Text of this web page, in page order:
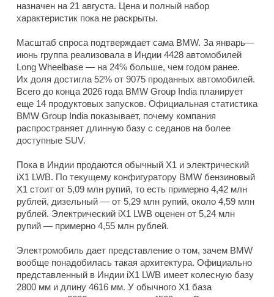
назначен на 21 августа. Цена и полный набор
характеристик пока не раскрыты.
Масштаб спроса подтверждает сама BMW. За январь—
июнь группа реализовала в Индии 4428 автомобилей
Long Wheelbase — на 24% больше, чем годом ранее.
Их доля достигла 52% от 9075 проданных автомобилей.
Всего до конца 2026 года BMW Group India планирует
еще 14 продуктовых запусков. Официальная статистика
BMW Group India показывает, почему компания
распространяет длинную базу с седанов на более
доступные SUV.
Пока в Индии продаются обычный X1 и электрический
iX1 LWB. По текущему конфигуратору BMW бензиновый
X1 стоит от 5,09 млн рупий, то есть примерно 4,42 млн
рублей, дизельный — от 5,29 млн рупий, около 4,59 млн
рублей. Электрический iX1 LWB оценен от 5,24 млн
рупий — примерно 4,55 млн рублей.
Электромобиль дает представление о том, зачем BMW
вообще понадобилась такая архитектура. Официально
представленный в Индии iX1 LWB имеет колесную базу
2800 мм и длину 4616 мм. У обычного X1 база